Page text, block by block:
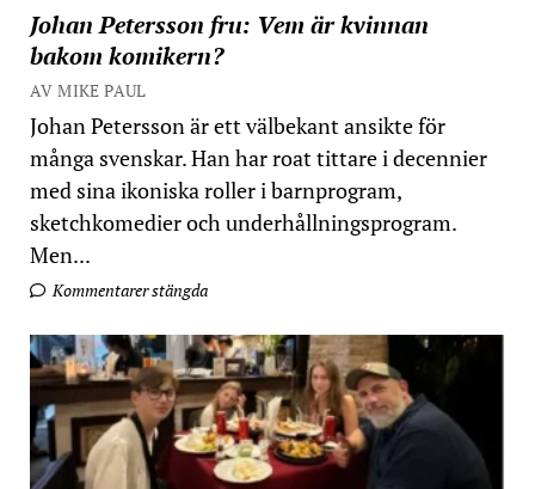
Johan Petersson fru: Vem är kvinnan
bakom komikern?
AV MIKE PAUL
Johan Petersson är ett välbekant ansikte för
många svenskar. Han har roat tittare i decennier
med sina ikoniska roller i barnprogram,
sketchkomedier och underhållningsprogram.
Men...
Kommentarer stängda